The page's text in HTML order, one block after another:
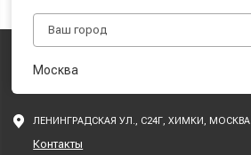
Москва
ЛЕНИНГРАДСКАЯ УЛ., С24Г, ХИМКИ, МОСКВА
Контакты